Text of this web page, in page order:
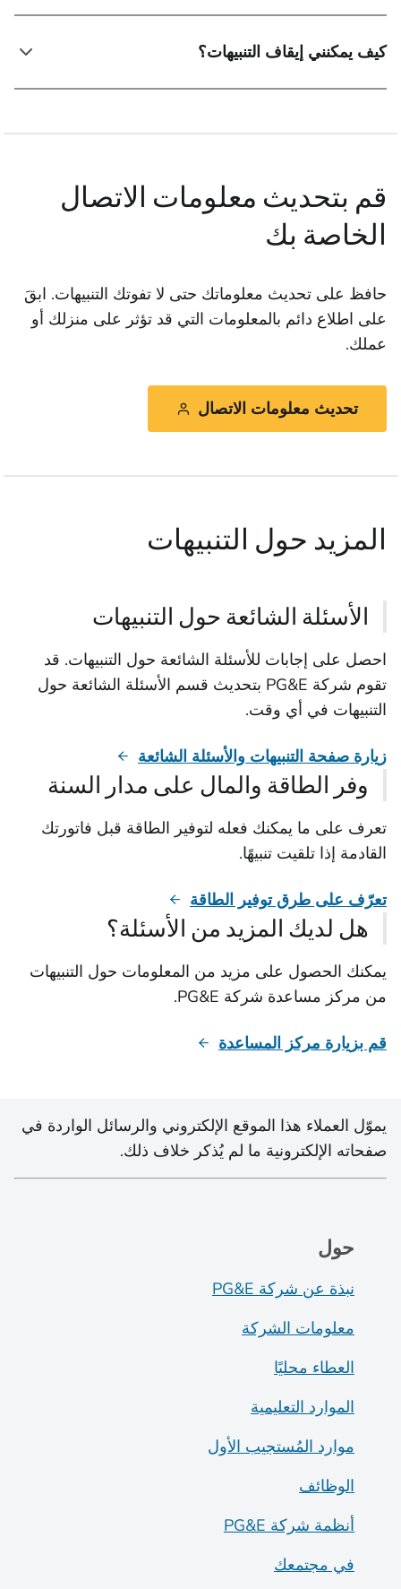
كيف يمكنني إيقاف التنبيهات؟
قم بتحديث معلومات الاتصال
الخاصة بك
حافظ على تحديث معلوماتك حتى لا تفوتك التنبيهات. ابقَ
على اطلاع دائم بالمعلومات التي قد تؤثر على منزلك أو
عملك.
تحديث معلومات الاتصال
المزيد حول التنبيهات
الأسئلة الشائعة حول التنبيهات
احصل على إجابات للأسئلة الشائعة حول التنبيهات. قد
تقوم شركة PG&E بتحديث قسم الأسئلة الشائعة حول
التنبيهات في أي وقت.
زيارة صفحة التنبيهات والأسئلة الشائعة
وفر الطاقة والمال على مدار السنة
تعرف على ما يمكنك فعله لتوفير الطاقة قبل فاتورتك
القادمة إذا تلقيت تنبيهًا.
تعرّف على طرق توفير الطاقة
هل لديك المزيد من الأسئلة؟
يمكنك الحصول على مزيد من المعلومات حول التنبيهات
من مركز مساعدة شركة PG&E.
قم بزيارة مركز المساعدة
يموّل العملاء هذا الموقع الإلكتروني والرسائل الواردة في
صفحاته الإلكترونية ما لم يُذكر خلاف ذلك.
حول
نبذة عن شركة PG&E
معلومات الشركة
العطاء محليًا
الموارد التعليمية
موارد المُستجيب الأول
الوظائف
أنظمة شركة PG&E
في مجتمعك